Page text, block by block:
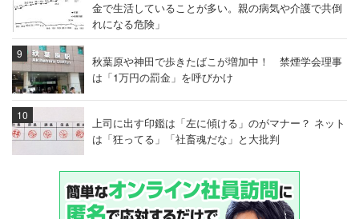
金で生活していることが多い。親の病気や介護で共倒
れになる危険」
秋葉原や神田で歩きたばこが増加中！ 禁煙学会理事
は「1万円の罰金」を呼びかけ
上司に出す印鑑は「左に傾ける」のがマナー？ ネット
は「狂ってる」「社畜魂だな」と大批判